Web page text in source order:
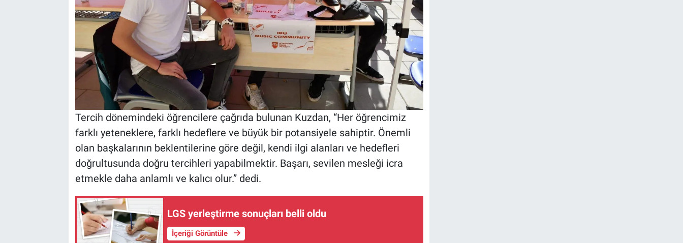
Tercih dönemindeki öğrencilere çağrıda bulunan Kuzdan, “Her öğrencimiz
farklı yeteneklere, farklı hedeflere ve büyük bir potansiyele sahiptir. Önemli
olan başkalarının beklentilerine göre değil, kendi ilgi alanları ve hedefleri
doğrultusunda doğru tercihleri yapabilmektir. Başarı, sevilen mesleği icra
etmekle daha anlamlı ve kalıcı olur.” dedi.
LGS yerleştirme sonuçları belli oldu
İçeriği Görüntüle